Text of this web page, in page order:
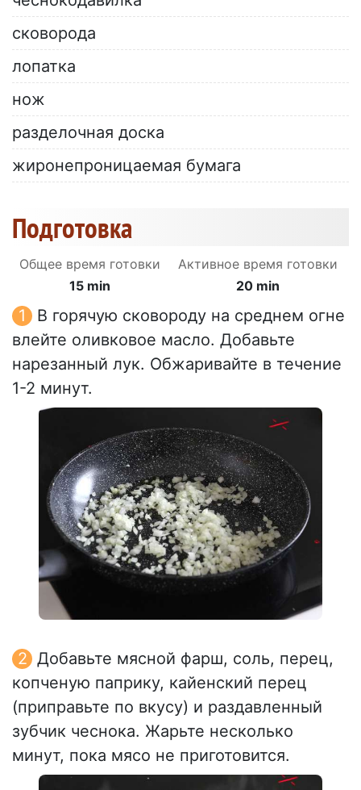
сковорода
лопатка
нож
разделочная доска
жиронепроницаемая бумага
Подготовка
Общее время готовки
15 min
Активное время готовки
20 min
В горячую сковороду на среднем огне
влейте оливковое масло. Добавьте
нарезанный лук. Обжаривайте в течение
1-2 минут.
Добавьте мясной фарш, соль, перец,
копченую паприку, кайенский перец
(приправьте по вкусу) и раздавленный
зубчик чеснока. Жарьте несколько
минут, пока мясо не приготовится.